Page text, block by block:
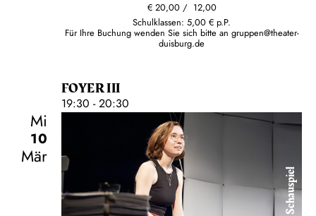
€ 20,00
12,00
Schulklassen: 5,00 € p.P.
Für Ihre Buchung wenden Sie sich bitte an gruppen@theater-
duisburg.de
FOYER III
19:30 - 20:30
Mi
10
Mär
Schauspiel